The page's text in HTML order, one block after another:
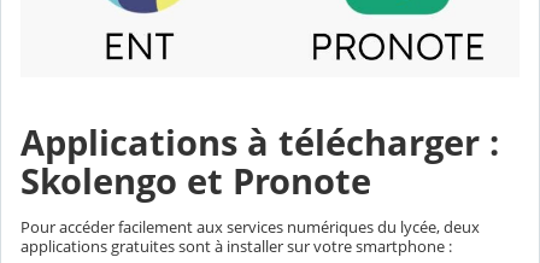
Applications à télécharger :
Skolengo et Pronote
Pour accéder facilement aux services numériques du lycée, deux
applications gratuites sont à installer sur votre smartphone :